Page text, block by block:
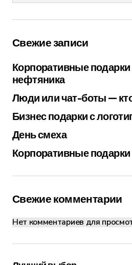
Свежие записи
Корпоративные
нефтяника
Люди или чат-боты —
Бизнес подарки с
День смеха
Корпоративные подарки
Свежие комментарии
Нет комментариев для